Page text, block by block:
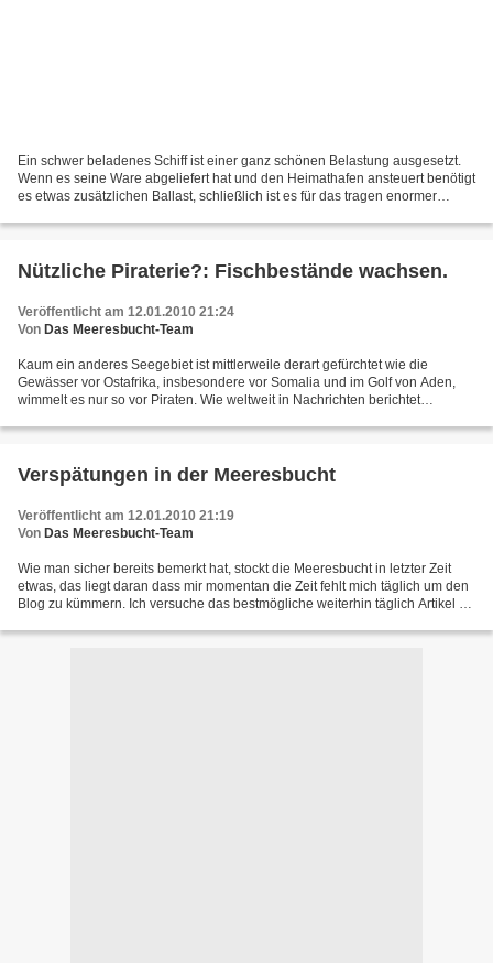
Ein schwer beladenes Schiff ist einer ganz schönen Belastung ausgesetzt.
Wenn es seine Ware abgeliefert hat und den Heimathafen ansteuert benötigt
es etwas zusätzlichen Ballast, schließlich ist es für das tragen enormer
Nützliche Piraterie?: Fischbestände wachsen.
Veröffentlicht am 12.01.2010 21:24
Von Das Meeresbucht-Team
Kaum ein anderes Seegebiet ist mittlerweile derart gefürchtet wie die
Gewässer vor Ostafrika, insbesondere vor Somalia und im Golf von Aden,
wimmelt es nur so vor Piraten. Wie weltweit in Nachrichten berichtet
Verspätungen in der Meeresbucht
Veröffentlicht am 12.01.2010 21:19
Von Das Meeresbucht-Team
Wie man sicher bereits bemerkt hat, stockt die Meeresbucht in letzter Zeit
etwas, das liegt daran dass mir momentan die Zeit fehlt mich täglich um den
Blog zu kümmern. Ich versuche das bestmögliche weiterhin täglich Artikel zu